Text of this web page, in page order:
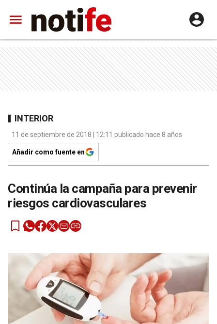
INTERIOR
11 de septiembre de 2018 | 12:11 publicado hace 8 años
Añadir como fuente en
Continúa la campaña para prevenir
riesgos cardiovasculares